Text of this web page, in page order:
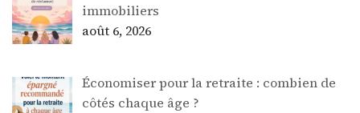
immobiliers
août 6, 2026
Économiser pour la retraite : combien de
côtés chaque âge ?